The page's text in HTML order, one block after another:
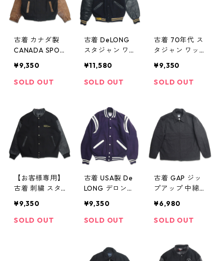
ャン アイスホ
ッケー NHL ブ
ラック イエロ
ー 黒 黄 古着 古
着屋 高円寺 ビ
古着 カナダ製
CANADA SPOR
スタジャン ブ
ラック ブラウ
¥9,350
SOLD OUT
古着 DeLONG
スタジャン ワ
ー 表記：M g
d312139n w312
¥11,580
SOLD OUT
古着 70年代 ス
タジャン ワッ
表記：-- gd3
12149n w31215
¥9,350
SOLD OUT
【お客様専用】
古着 刺繍 スタ
ク 表記：L gd
312150n w3121
¥9,350
SOLD OUT
古着 USA製 De
LONG デロング
ン パープル 表
記：M gd3121
¥9,350
SOLD OUT
古着 GAP ジッ
プアップ 中綿
レー 表記：XL
gd312167n w
¥6,980
SOLD OUT